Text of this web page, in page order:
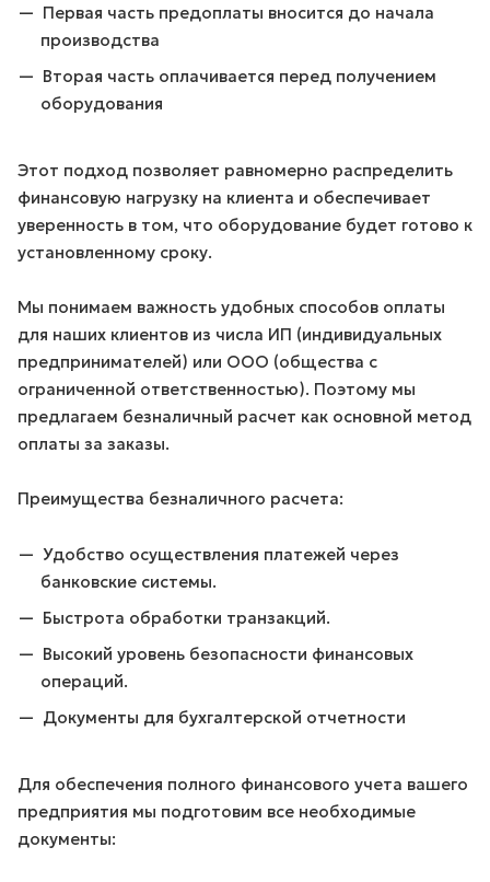
Первая часть предоплаты вносится до начала
производства
Вторая часть оплачивается перед получением
оборудования
Этот подход позволяет равномерно распределить
финансовую нагрузку на клиента и обеспечивает
уверенность в том, что оборудование будет готово к
установленному сроку.
Мы понимаем важность удобных способов оплаты
для наших клиентов из числа ИП (индивидуальных
предпринимателей) или ООО (общества с
ограниченной ответственностью). Поэтому мы
предлагаем безналичный расчет как основной метод
оплаты за заказы.
Преимущества безналичного расчета:
Удобство осуществления платежей через
банковские системы.
Быстрота обработки транзакций.
Высокий уровень безопасности финансовых
операций.
Документы для бухгалтерской отчетности
Для обеспечения полного финансового учета вашего
предприятия мы подготовим все необходимые
документы: